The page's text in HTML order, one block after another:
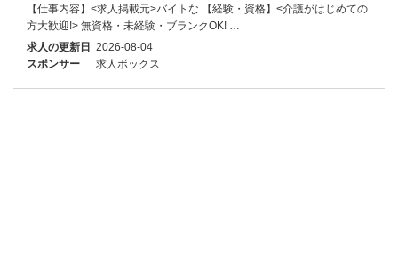
【仕事内容】<求人掲載元>バイトな 【経験・資格】<介護がはじめての
方大歓迎!> 無資格・未経験・ブランクOK! …
求人の更新日 2026-08-04
スポンサー
求人ボックス